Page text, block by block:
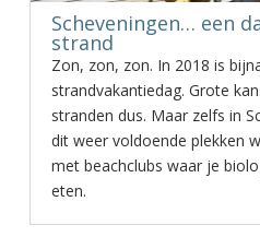
Scheveningen… een
strand
Zon, zon, zon. In 2018 is
strandvakantiedag. Grote
stranden dus. Maar zelfs in
dit weer voldoende plekken
met beachclubs waar je
eten.